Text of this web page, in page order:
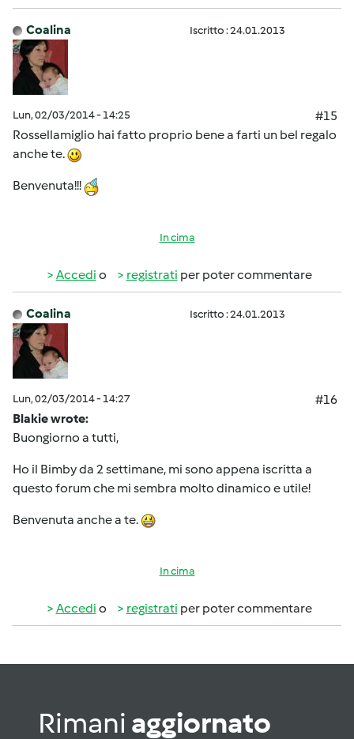
Coalina Iscritto : 24.01.2013
Lun, 02/03/2014 - 14:25
#15
Rossellamiglio hai fatto proprio bene a farti un bel regalo
anche te.
Benvenuta!!!
In cima
Accedi o registrati per poter commentare
Coalina Iscritto : 24.01.2013
Lun, 02/03/2014 - 14:27
#16
Blakie wrote:
Buongiorno a tutti,
Ho il Bimby da 2 settimane, mi sono appena iscritta a
questo forum che mi sembra molto dinamico e utile!
Benvenuta anche a te.
In cima
Accedi o registrati per poter commentare
Rimani aggiornato